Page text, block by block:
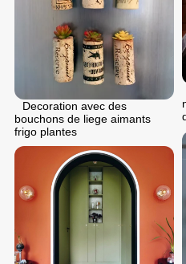
Decoration avec des
bouchons de liege aimants
frigo plantes